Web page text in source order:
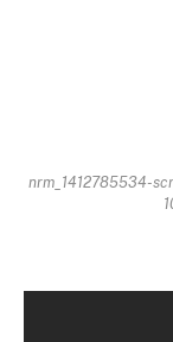
nrm_1412785534-